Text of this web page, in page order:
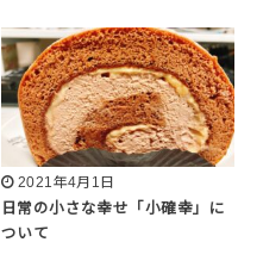
2021年4月1日
日常の小さな幸せ「小確幸」に
ついて